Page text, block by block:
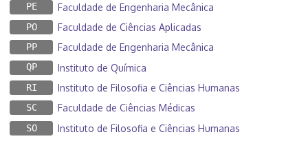
PE Faculdade de Engenharia Mecânica
PO Faculdade de Ciências Aplicadas
PP Faculdade de Engenharia Mecânica
QP Instituto de Química
RI Instituto de Filosofia e Ciências Humanas
SC Faculdade de Ciências Médicas
SO Instituto de Filosofia e Ciências Humanas